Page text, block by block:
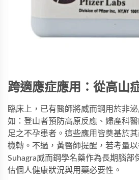
跨適應症應用：從高山
臨床上，已有醫師將威而鋼用於非
如：登山者預防高原反應、婦產科
足之不孕患者。這些應用皆奠基於
機轉。不過，黃醫師提醒，若考量以
Suhagra威而鋼學名藥作為長期腦部
估個人健康狀況與用藥必要性。